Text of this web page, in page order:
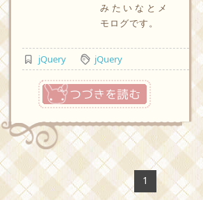
みたいなとメ
モログです。
jQuery jQuery
つづきを読む
1